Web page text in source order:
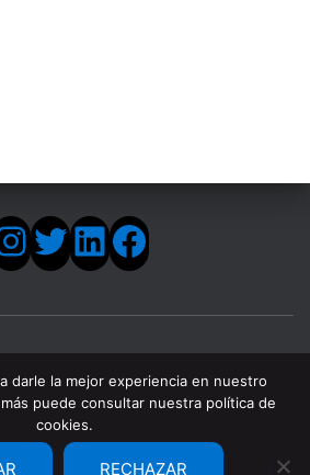
INSTAGRAMTWITTER LINKEDIN FACEBOOK
ENCUENTROS SOCIODEPORTIVOS
darle la mejor experiencia en nuestro
puede consultar nuestra política de
cookies.
RECHAZAR